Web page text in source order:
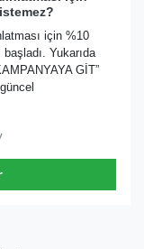
için %10
Yukarıda
GİT”